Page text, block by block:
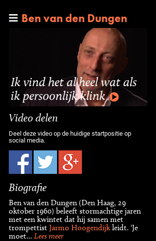
Ben van den Dungen
Ik vind het al heel wat als
ik persoonlijk klink
Video delen
Deel deze video op de huidige startpositie op
social media.
Biografie
Ben van den Dungen (Den Haag, 29
oktober 1960) beleeft stormachtige jaren
met een kwintet dat hij samen met
trompettist Jarmo Hoogendijkleidt. 'Je
moet... Lees meer